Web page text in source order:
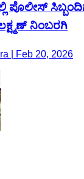
ಪೊಲೀಸ್
ನಿಂಬರಗಿ
| Feb 20, 2026